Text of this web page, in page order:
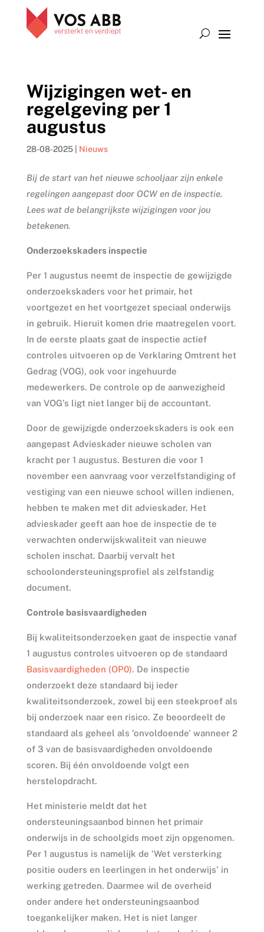
Wijzigingen wet- en
regelgeving per 1
augustus
28-08-2025| Nieuws
Bij de start van het nieuwe schooljaar zijn enkele
regelingen aangepast door OCW en de inspectie.
Lees wat de belangrijkste wijzigingen voor jou
betekenen.
Onderzoekskaders inspectie
Per 1 augustus neemt de inspectie de gewijzigde
onderzoekskaders voor het primair, het
voortgezet en het voortgezet speciaal onderwijs
in gebruik. Hieruit komen drie maatregelen voort.
In de eerste plaats gaat de inspectie actief
controles uitvoeren op de Verklaring Omtrent het
Gedrag (VOG), ook voor ingehuurde
medewerkers. De controle op de aanwezigheid
van VOG’s ligt niet langer bij de accountant.
Door de gewijzigde onderzoekskaders is ook een
aangepast Advieskader nieuwe scholen van
kracht per 1 augustus. Besturen die voor 1
november een aanvraag voor verzelfstandiging of
vestiging van een nieuwe school willen indienen,
hebben te maken met dit advieskader. Het
advieskader geeft aan hoe de inspectie de te
verwachten onderwijskwaliteit van nieuwe
scholen inschat. Daarbij vervalt het
schoolondersteuningsprofiel als zelfstandig
document.
Controle basisvaardigheden
Bij kwaliteitsonderzoeken gaat de inspectie vanaf
1 augustus controles uitvoeren op de standaard
Basisvaardigheden (OP0). De inspectie
onderzoekt deze standaard bij ieder
kwaliteitsonderzoek, zowel bij een steekproef als
bij onderzoek naar een risico. Ze beoordeelt de
standaard als geheel als ‘onvoldoende’ wanneer 2
of 3 van de basisvaardigheden onvoldoende
scoren. Bij één onvoldoende volgt een
herstelopdracht.
Het ministerie meldt dat het
ondersteuningsaanbod binnen het primair
onderwijs in de schoolgids moet zijn opgenomen.
Per 1 augustus is namelijk de ‘Wet versterking
positie ouders en leerlingen in het onderwijs’ in
werking getreden. Daarmee wil de overheid
onder andere het ondersteuningsaanbod
toegankelijker maken. Het is niet langer